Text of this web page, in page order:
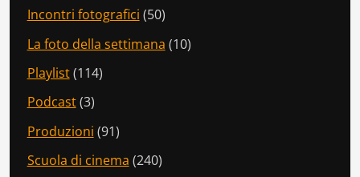
Incontri fotografici (50)
La foto della settimana (10)
Playlist(114)
Podcast(3)
Produzioni (91)
Scuola di cinema (240)